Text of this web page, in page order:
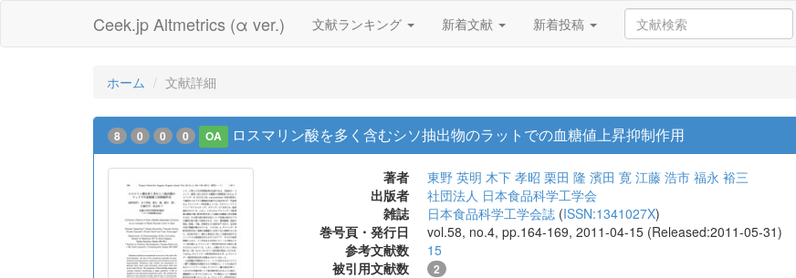
Ceek.jp Altmetrics (α ver.) 文献ランキング 新着文献 新着投稿
ホーム 文献詳細
8 0 0 0 OA ロスマリン酸を多く含むシソ抽出物のラットでの血糖値上昇抑制作用
著者 東野 英明 木下 孝昭 栗田 隆 濱田 寛 江藤 浩市 福永 裕三
出版者
社団法人 日本食品科学工学会
雑誌
日本食品科学工学会誌 (ISSN:1341027X)
巻号頁・発行日
vol.58, no.4, pp.164-169, 2011-04-15 (Released:2011-05-31)
参考文献数
15
被引用文献数
2